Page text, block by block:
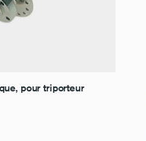
pour triporteur